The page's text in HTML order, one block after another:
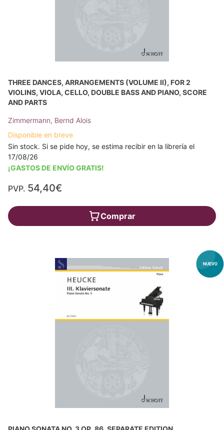
THREE DANCES, ARRANGEMENTS (VOLUME II), FOR 2
VIOLINS, VIOLA, CELLO, DOUBLE BASS AND PIANO, SCORE
AND PARTS
Zimmermann, Bernd Alois
Disponible en breve
Sin stock. Si se pide hoy, se estima recibir en la librería el
17/08/26
¡GASTOS DE ENVÍO GRATIS!
PVP. 54,40€
Comprar